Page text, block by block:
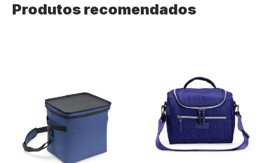
Produtos recomendados